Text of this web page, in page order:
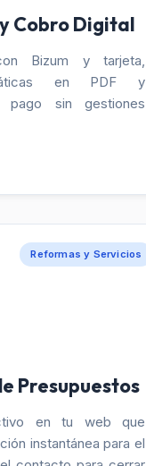
Cobro Digital
Bizum y tarjeta,
en PDF y
pago sin gestiones
Reformas y Servicios
Presupuestos
en tu web que
instantánea para el